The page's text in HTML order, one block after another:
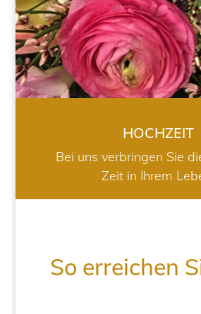
HOCHZEIT
Bei uns verbringen Sie
Zeit in Ihrem
So erreichen